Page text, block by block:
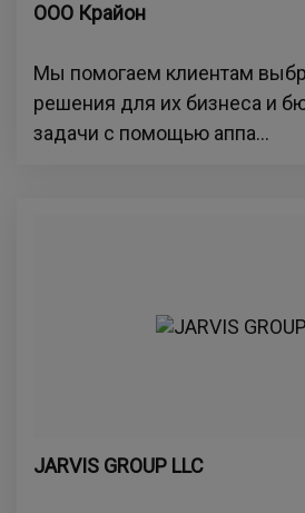
ООО Крайон
Мы помогаем клиентам
решения для их бизнеса и
задачи с помощью аппа...
JARVIS GROUP LLC